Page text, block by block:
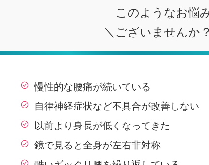
このようなお悩
＼ございませんか
慢性的な腰痛が続いている
自律神経症状など不具合が改善しない
以前より身長が低くなってきた
鏡で見ると全身が左右非対称